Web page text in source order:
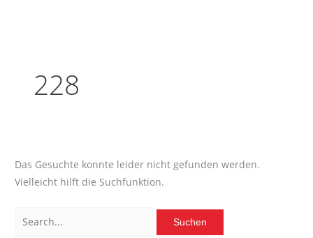
228
Das Gesuchte konnte leider nicht gefunden werden.
Vielleicht hilft die Suchfunktion.